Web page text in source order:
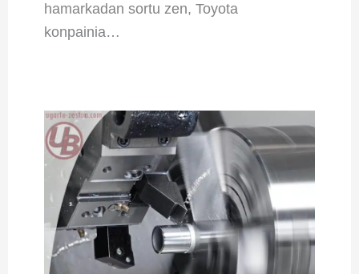
hamarkadan sortu zen, Toyota
konpainia…